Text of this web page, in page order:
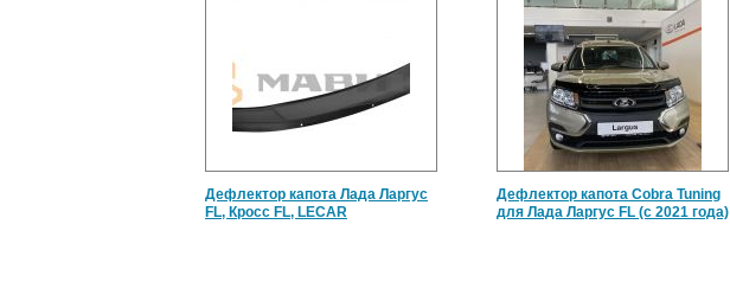
Дефлектор капота Лада Ларгус
FL, Кросс FL, LECAR
Дефлектор капота Cobra Tuning
для Лада Ларгус FL (c 2021 года)